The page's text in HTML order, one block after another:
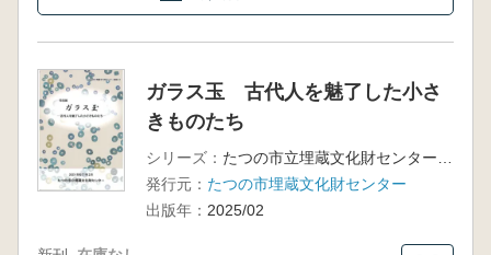
ガラス玉 古代人を魅了した小さ
きものたち
シリーズ：
たつの市立埋蔵文化財センター図録22
発行元： たつの市埋蔵文化財センター
出版年： 2025/02